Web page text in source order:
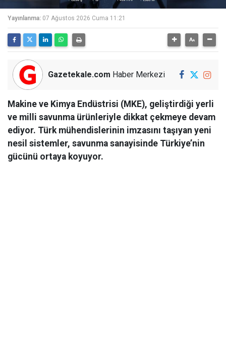
Yayınlanma: 07 Ağustos 2026 Cuma 11:21
Gazetekale.com Haber Merkezi
Makine ve Kimya Endüstrisi (MKE), geliştirdiği yerli
ve milli savunma ürünleriyle dikkat çekmeye devam
ediyor. Türk mühendislerinin imzasını taşıyan yeni
nesil sistemler, savunma sanayisinde Türkiye’nin
gücünü ortaya koyuyor.